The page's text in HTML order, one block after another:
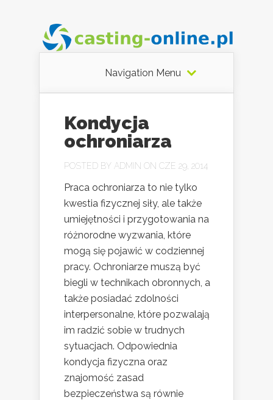
Navigation Menu
Kondycja
ochroniarza
POSTED BY ADMIN ON CZE 29, 2014
Praca ochroniarza to nie tylko
kwestia fizycznej siły, ale także
umiejętności i przygotowania na
różnorodne wyzwania, które
mogą się pojawić w codziennej
pracy. Ochroniarze muszą być
biegli w technikach obronnych, a
także posiadać zdolności
interpersonalne, które pozwalają
im radzić sobie w trudnych
sytuacjach. Odpowiednia
kondycja fizyczna oraz
znajomość zasad
bezpieczeństwa są równie